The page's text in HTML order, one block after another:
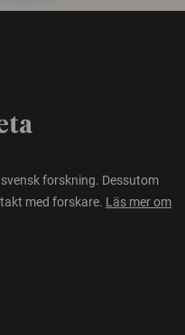
forskning. Dessutom
med forskare. Läs mer om